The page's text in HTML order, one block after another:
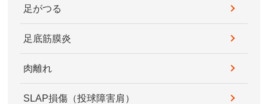
足がつる
足底筋膜炎
肉離れ
SLAP損傷（投球障害肩）